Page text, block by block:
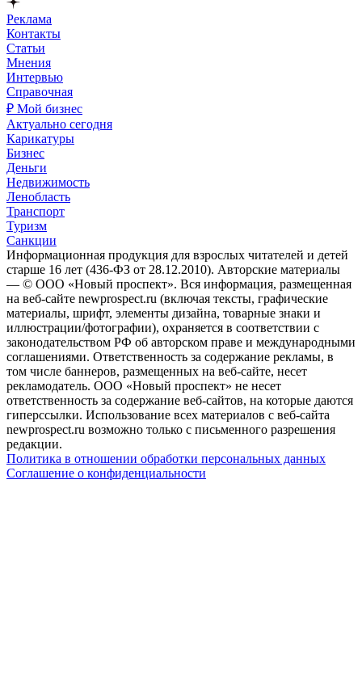
Реклама
Контакты
Статьи
Мнения
Интервью
Справочная
₽ Мой бизнес
Актуально сегодня
Карикатуры
Бизнес
Деньги
Недвижимость
Ленобласть
Транспорт
Туризм
Санкции
Информационная продукция для взрослых читателей и детей
старше 16 лет (436-ФЗ от 28.12.2010). Авторские материалы
— © ООО «Новый проспект». Вся информация, размещенная
на веб-сайте newprospect.ru (включая тексты, графические
материалы, шрифт, элементы дизайна, товарные знаки и
иллюстрации/фотографии), охраняется в соответствии с
законодательством РФ об авторском праве и международными
соглашениями. Ответственность за содержание рекламы, в
том числе баннеров, размещенных на веб-сайте, несет
рекламодатель. ООО «Новый проспект» не несет
ответственность за содержание веб-сайтов, на которые даются
гиперссылки. Использование всех материалов с веб-сайта
newprospect.ru возможно только с письменного разрешения
редакции.
Политика в отношении обработки персональных данных
Соглашение о конфиденциальности